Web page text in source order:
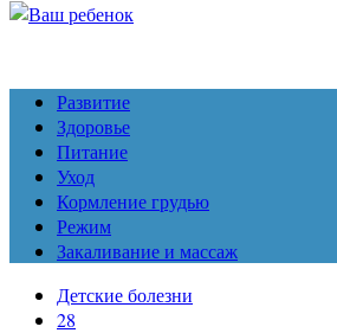
Развитие
Здоровье
Питание
Уход
Кормление грудью
Режим
Закаливание и массаж
Детские болезни
28